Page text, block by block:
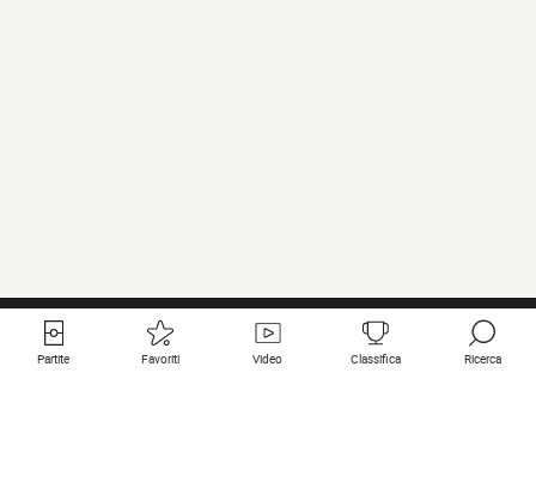
Partite Favoriti Video Classifica Ricerca